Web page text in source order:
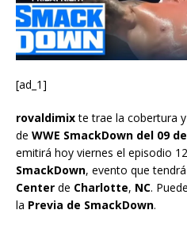
[ad_1]
rovaldimixte trae la cobertura
de WWE SmackDown del 09
emitirá hoy viernes el episodio
SmackDown, evento que
Center de Charlotte, NC.
la Previa de SmackDown.